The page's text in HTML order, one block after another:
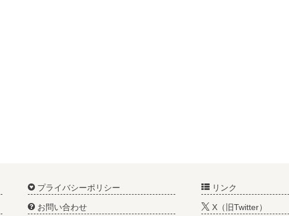
プライバシーポリシー リンク
お問い合わせ X（旧Twitter）